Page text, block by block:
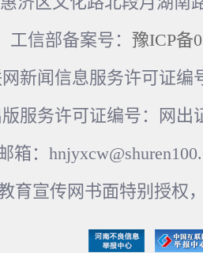
工信部备案号： 豫ICP备
新闻信息服务许可证编
服务许可证编号：网出
箱：
育宣传网书面特别授权